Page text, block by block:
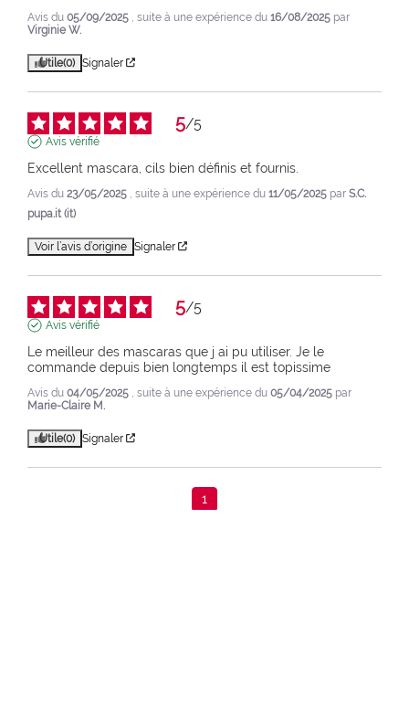
Avis du 05/09/2025 , suite à une expérience du 16/08/2025 par
Virginie W.
Utile(0) Signaler
5/5
Avis vérifié
Excellent mascara, cils bien définis et fournis.
Avis du 23/05/2025 , suite à une expérience du 11/05/2025 par S.C.
pupa.it (it)
Voir l’avis d’origine Signaler
5/5
Avis vérifié
Le meilleur des mascaras que j ai pu utiliser. Je le
commande depuis bien longtemps il est topissime
Avis du 04/05/2025 , suite à une expérience du 05/04/2025 par
Marie-Claire M.
Utile(0) Signaler
1